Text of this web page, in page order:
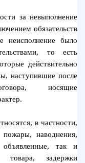
за невыполнение
обязательств
неисполнение было
то есть
действительно
наступившие после
носящие
в частности,
пожары, наводнения,
так и
товара, задержки